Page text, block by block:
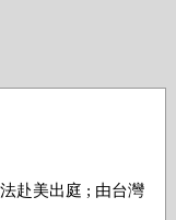
赴美出庭 ; 由台灣